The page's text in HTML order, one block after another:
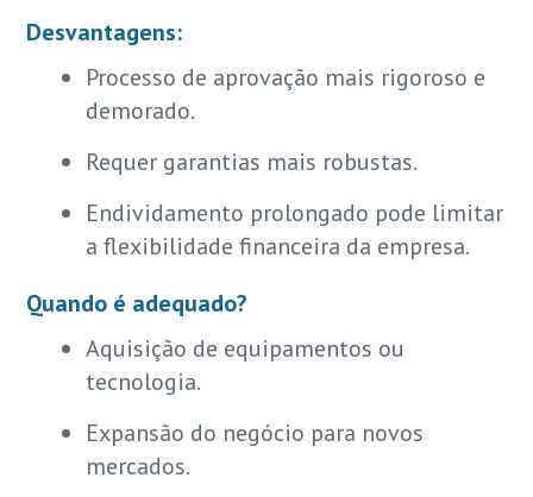
Desvantagens:
Processo de aprovação mais rigoroso e
demorado.
Requer garantias mais robustas.
Endividamento prolongado pode limitar
a flexibilidade financeira da empresa.
Quando é adequado?
Aquisição de equipamentos ou
tecnologia.
Expansão do negócio para novos
mercados.